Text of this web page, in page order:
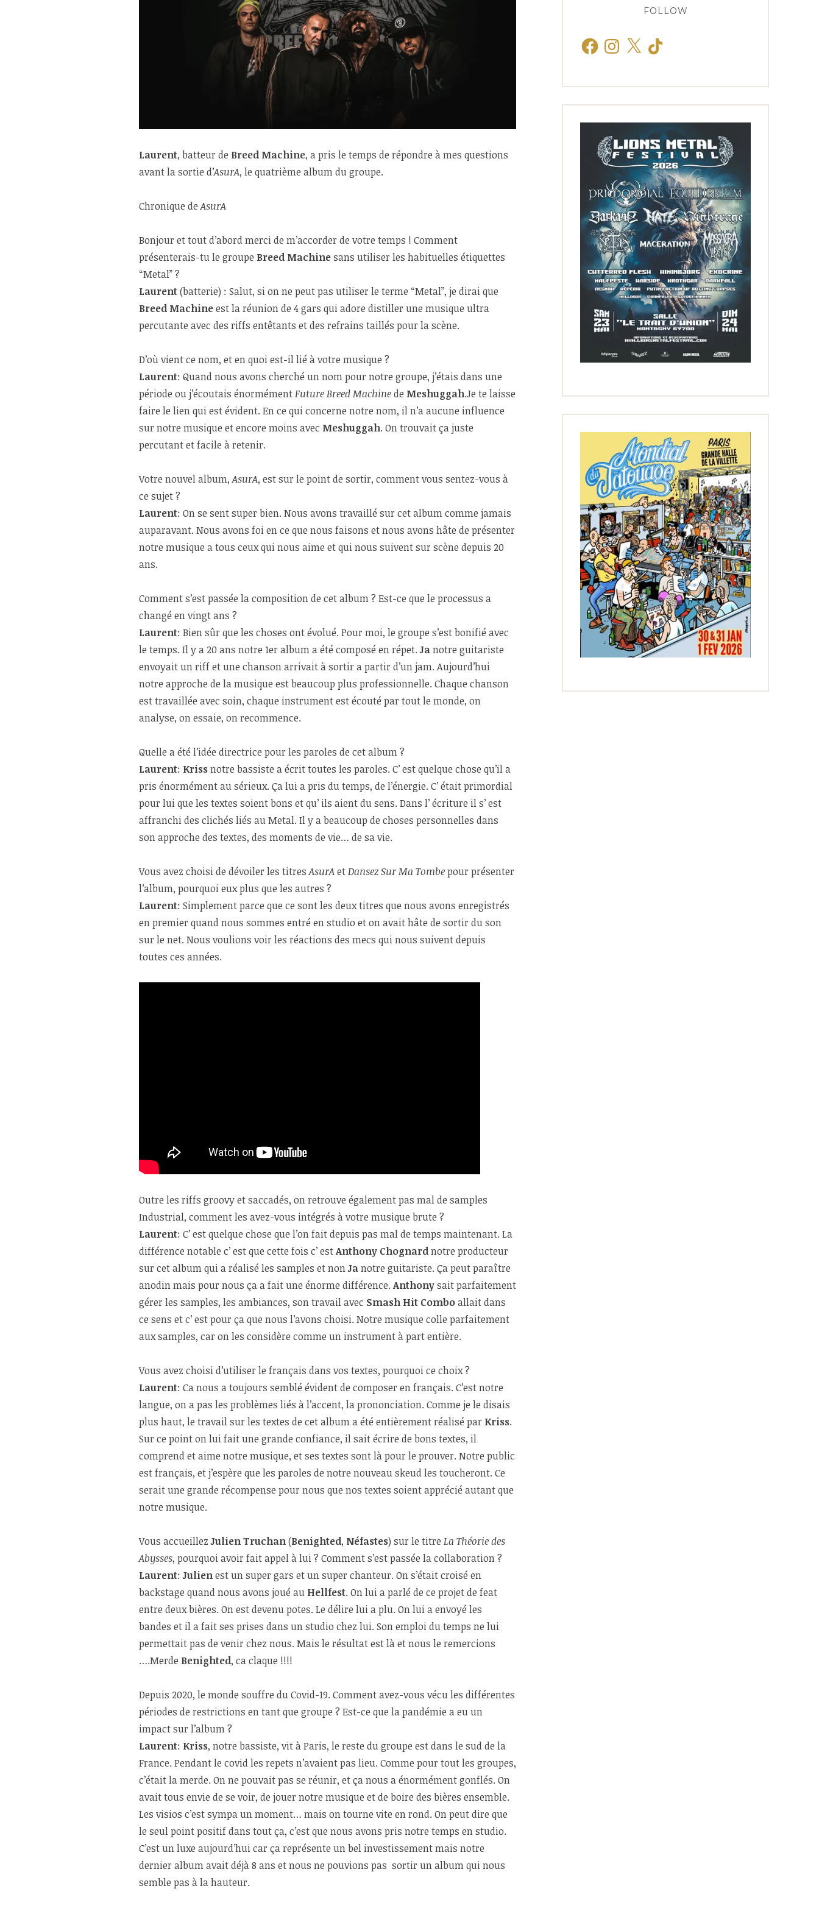
Laurent, batteur de Breed Machine, a pris le temps de répondre à mes questions
avant la sortie d’AsurA, le quatrième album du groupe.
Chronique deAsurA
Bonjour et tout d’abord merci de m’accorder de votre temps ! Comment
présenterais-tu le groupe Breed Machinesans utiliser les habituelles étiquettes
“Metal” ?
Laurent(batterie) : Salut, si on ne peut pas utiliser le terme “Metal”, je dirai que
Breed Machineest la réunion de 4 gars qui adore distiller une musique ultra
percutante avec des riffs entêtants et des refrains taillés pour la scène.
D’où vient ce nom, et en quoi est-il lié à votre musique ?
Laurent: Quand nous avons cherché un nom pour notre groupe, j’étais dans une
période ou j’écoutais énormémentFuture Breed Machinede Meshuggah.Je te laisse
faire le lien qui est évident. En ce qui concerne notre nom, il n’a aucune influence
sur notre musique et encore moins avec Meshuggah. On trouvait ça juste
percutant et facile à retenir.
Votre nouvel album,AsurA, est sur le point de sortir, comment vous sentez-vous à
ce sujet ?
Laurent: On se sent super bien. Nous avons travaillé sur cet album comme jamais
auparavant. Nous avons foi en ce que nous faisons et nous avons hâte de présenter
notre musique a tous ceux qui nous aime et qui nous suivent sur scène depuis 20
ans.
Comment s’est passée la composition de cet album ? Est-ce que le processus a
changé en vingt ans ?
Laurent: Bien sûr que les choses ont évolué. Pour moi, le groupe s’est bonifié avec
le temps. Il y a 20 ans notre 1er album a été composé en répet.Janotre guitariste
envoyait un riff et une chanson arrivait à sortir a partir d’un jam. Aujourd’hui
notre approche de la musique est beaucoup plus professionnelle. Chaque chanson
est travaillée avec soin, chaque instrument est écouté par tout le monde, on
analyse, on essaie, on recommence.
Quelle a été l’idée directrice pour les paroles de cet album ?
Laurent: Krissnotre bassiste a écrit toutes les paroles. C’ est quelque chose qu’il a
pris énormément au sérieux. Ça lui a pris du temps, de l’énergie. C’ était primordial
pour lui que les textes soient bons et qu’ ils aient du sens. Dans l’ écriture il s’ est
affranchi des clichés liés au Metal. Il y a beaucoup de choses personnelles dans
son approche des textes, des moments de vie… de sa vie.
Vous avez choisi de dévoiler les titresAsurAetDansez Sur Ma Tombepour présenter
l’album, pourquoi eux plus que les autres ?
Laurent: Simplement parce que ce sont les deux titres que nous avons enregistrés
en premier quand nous sommes entré en studio et on avait hâte de sortir du son
sur le net. Nous voulions voir les réactions des mecs qui nous suivent depuis
toutes ces années.
Outre les riffs groovy et saccadés, on retrouve également pas mal de samples
Industrial, comment les avez-vous intégrés à votre musique brute ?
Laurent: C’ est quelque chose que l’on fait depuis pas mal de temps maintenant. La
différence notable c’ est que cette fois c’ estAnthony Chognardnotre producteur
sur cet album qui a réalisé les samples et nonJanotre guitariste. Ça peut paraître
anodin mais pour nous ça a fait une énorme différence.Anthonysait parfaitement
gérer les samples, les ambiances, son travail avec Smash Hit Comboallait dans
ce sens et c’ est pour ça que nous l’avons choisi. Notre musique colle parfaitement
aux samples, car on les considère comme un instrument à part entière.
Vous avez choisi d’utiliser le français dans vos textes, pourquoi ce choix ?
Laurent: Ca nous a toujours semblé évident de composer en français. C’est notre
langue, on a pas les problèmes liés à l’accent, la prononciation. Comme je le disais
plus haut, le travail sur les textes de cet album a été entièrement réalisé par Kriss.
Sur ce point on lui fait une grande confiance, il sait écrire de bons textes, il
comprend et aime notre musique, et ses textes sont là pour le prouver. Notre public
est français, et j’espère que les paroles de notre nouveau skeud les toucheront. Ce
serait une grande récompense pour nous que nos textes soient apprécié autant que
notre musique.
Vous accueillezJulien Truchan(Benighted, Néfastes) sur le titre La Théorie des
Abysses, pourquoi avoir fait appel à lui ? Comment s’est passée la collaboration ?
Laurent:Julienest un super gars et un super chanteur. On s’était croisé en
backstage quand nous avons joué au Hellfest. On lui a parlé de ce projet de feat
entre deux bières. On est devenu potes. Le délire lui a plu. On lui a envoyé les
bandes et il a fait ses prises dans un studio chez lui. Son emploi du temps ne lui
permettait pas de venir chez nous. Mais le résultat est là et nous le remercions
….Merde Benighted, ca claque !!!!
Depuis 2020, le monde souffre du Covid-19. Comment avez-vous vécu les différentes
périodes de restrictions en tant que groupe ? Est-ce que la pandémie a eu un
impact sur l’album ?
Laurent: Kriss, notre bassiste, vit à Paris, le reste du groupe est dans le sud de la
France. Pendant le covid les repets n’avaient pas lieu. Comme pour tout les groupes,
c’était la merde. On ne pouvait pas se réunir, et ça nous a énormément gonflés. On
avait tous envie de se voir, de jouer notre musique et de boire des bières ensemble.
Les visios c’est sympa un moment… mais on tourne vite en rond. On peut dire que
le seul point positif dans tout ça, c’est que nous avons pris notre temps en studio.
C’est un luxe aujourd’hui car ça représente un bel investissement mais notre
dernier album avait déjà 8 ans et nous ne pouvions pas sortir un album qui nous
semble pas à la hauteur.
FOLLOW
FacebookInstagram
X TikTok